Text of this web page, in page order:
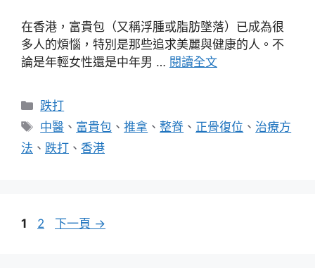
在香港，富貴包（又稱浮腫或脂肪墜落）已成為很
多人的煩惱，特別是那些追求美麗與健康的人。不
論是年輕女性還是中年男 … 閱讀全文
分
類
跌打
標
籤
中醫 、 富貴包 、推拿 、整脊 、 正骨復位 、 治療方
法 、 跌打 、 香港
頁
1
頁
2 下一頁 →